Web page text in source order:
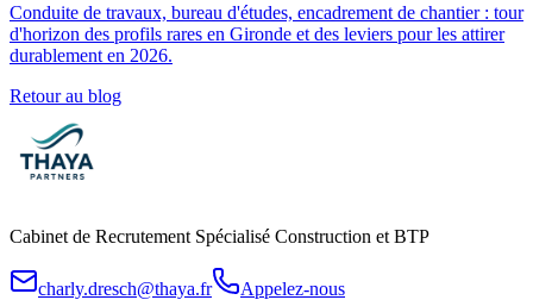
Conduite de travaux, bureau d'études, encadrement de chantier : tour
d'horizon des profils rares en Gironde et des leviers pour les attirer
durablement en 2026.
Retour au blog
Cabinet de Recrutement Spécialisé Construction et BTP
charly.dresch@thaya.fr
Appelez-nous